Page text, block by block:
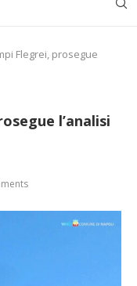
Flegrei, prosegue
l’analisi